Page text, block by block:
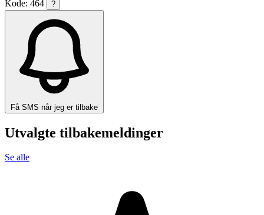
Kode: 464
?
Få SMS når jeg er tilbake
Utvalgte tilbakemeldinger
Se alle